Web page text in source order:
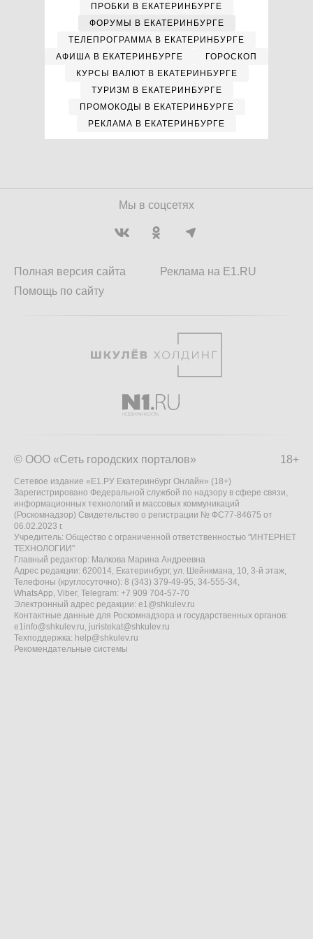
ПРОБКИ В ЕКАТЕРИНБУРГЕ
ФОРУМЫ В ЕКАТЕРИНБУРГЕ
ТЕЛЕПРОГРАММА В ЕКАТЕРИНБУРГЕ
АФИША В ЕКАТЕРИНБУРГЕ
ГОРОСКОП
КУРСЫ ВАЛЮТ В ЕКАТЕРИНБУРГЕ
ТУРИЗМ В ЕКАТЕРИНБУРГЕ
ПРОМОКОДЫ В ЕКАТЕРИНБУРГЕ
РЕКЛАМА В ЕКАТЕРИНБУРГЕ
Мы в соцсетях
Полная версия сайта
Помощь по сайту
Реклама на E1.RU
18+
© ООО «Сеть городских порталов»
Сетевое издание «Е1.РУ Екатеринбург Онлайн» (18+)
Зарегистрировано Федеральной службой по надзору в сфере связи,
информационных технологий и массовых коммуникаций
(Роскомнадзор) Свидетельство о регистрации № ФС77-84675 от
06.02.2023 г.
Учредитель: Общество с ограниченной ответственностью "ИНТЕРНЕТ
ТЕХНОЛОГИИ"
Главный редактор: Малкова Марина Андреевна
Адрес редакции: 620014, Екатеринбург, ул. Шейнкмана, 10, 3-й этаж,
Телефоны (круглосуточно): 8 (343) 379-49-95, 34-555-34,
WhatsApp, Viber, Telegram: +7 909 704-57-70
Электронный адрес редакции: e1@shkulev.ru
Контактные данные для Роскомнадзора и государственных органов:
e1info@shkulev.ru juristekat@shkulev.ru
Техподдержка: help@shkulev.ru
Рекомендательные системы